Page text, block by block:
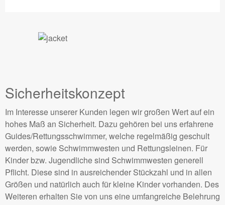
Sicherheitskonzept
Im Interesse unserer Kunden legen wir großen Wert auf ein
hohes Maß an Sicherheit. Dazu gehören bei uns erfahrene
Guides/Rettungsschwimmer, welche regelmäßig geschult
werden, sowie Schwimmwesten und Rettungsleinen. Für
Kinder bzw. Jugendliche sind Schwimmwesten generell
Pflicht. Diese sind in ausreichender Stückzahl und in allen
Größen und natürlich auch für kleine Kinder vorhanden. Des
Weiteren erhalten Sie von uns eine umfangreiche Belehrung